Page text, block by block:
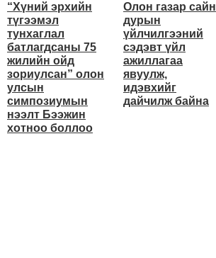
“Хүний эрхийн
түгээмэл
тунхаглал
батлагдсаны 75
жилийн ойд
зориулсан” олон
улсын
симпозиумын
нээлт Бээжин
хотноо боллоо
Олон газар сайн
дурын
үйлчилгээний
сэдэвт үйл
ажиллагаа
явуулж,
идэвхийг
дайчилж байна